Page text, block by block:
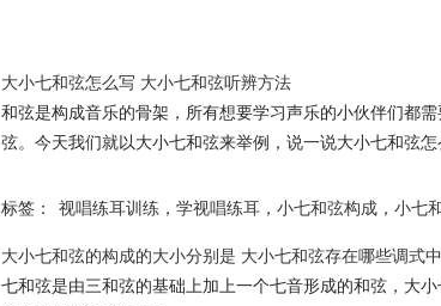
大小七和弦怎么写 大小七和弦听辨方法
和弦是构成音乐的骨架，所有想要学习声乐的小伙伴们都
弦。今天我们就以大小七和弦来举例，说一说大小七和弦怎
标签： 视唱练耳训练 ， 学视唱练耳 ， 小七和弦构成 ， 小七
大小七和弦的构成的大小分别是 大小七和弦存在哪些调式中
七和弦是由三和弦的基础上加上一个七音形成的和弦，大